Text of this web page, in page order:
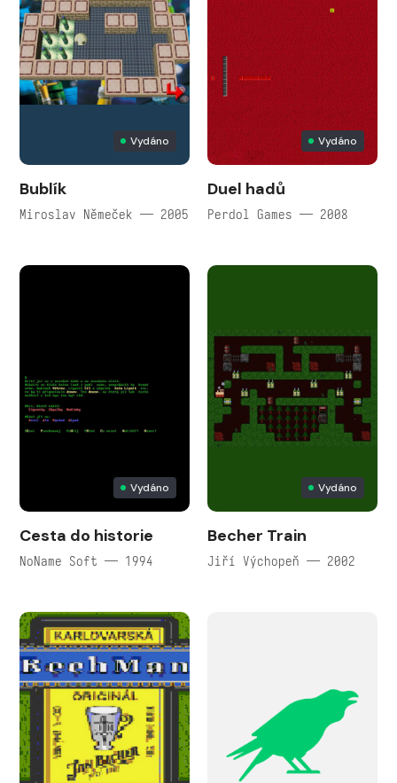
Vydáno
Bublík
Miroslav Němeček — 2005
Vydáno
Duel hadů
Perdol Games — 2008
Vydáno
Cesta do historie
NoName Soft — 1994
Vydáno
Becher Train
Jiří Výchopeň — 2002